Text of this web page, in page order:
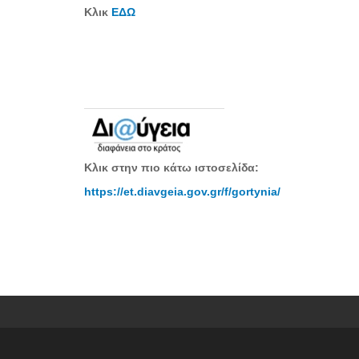
Κλικ ΕΔΩ
Κλικ στην πιο κάτω ιστοσελίδα:
https://et.diavgeia.gov.gr/f/gortynia/